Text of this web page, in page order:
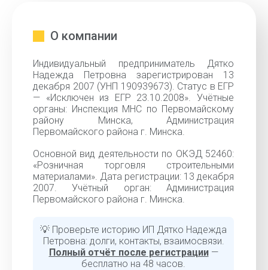
О компании
Индивидуальный предприниматель Дятко
Надежда Петровна зарегистрирован 13
декабря 2007 (УНП 190939673). Статус в ЕГР
— «Исключен из ЕГР 23.10.2008». Учётные
органы: Инспекция МНС по Первомайскому
району Минска, Администрация
Первомайского района г. Минска.
Основной вид деятельности по ОКЭД 52460:
«Розничная торговля строительными
материалами». Дата регистрации: 13 декабря
2007. Учётный орган: Администрация
Первомайского района г. Минска.
💡 Проверьте историю ИП Дятко Надежда
Петровна: долги, контакты, взаимосвязи.
Полный отчёт после регистрации—
бесплатно на 48 часов.